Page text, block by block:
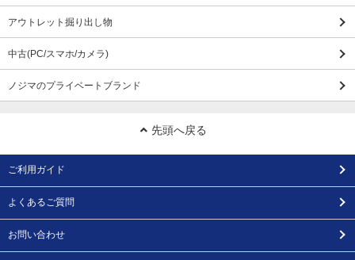
アウトレット掘り出し物
中古(PC/スマホ/カメラ)
ノジマのプライベートブランド
先頭へ戻る
ご利用ガイド
よくあるご質問
お問い合わせ